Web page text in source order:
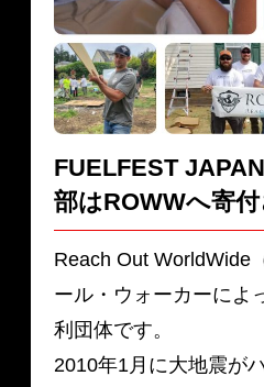
FUELFEST
部はROWWへ寄
Reach Out WorldWide
ール・ウォーカーによ
利団体です。
2010年1月に大地震が